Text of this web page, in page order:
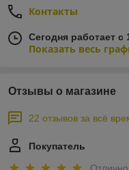
Контакты
Сегодня работает с
Показать весь
Отзывы о магазине
22 отзывов за всё
Покупатель
Отлично